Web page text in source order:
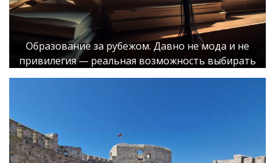
Образование за рубежом. Давно не мода и не
привилегия — реальная возможность выбирать